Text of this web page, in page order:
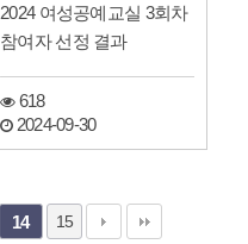
2024 여성공예교실 3회차
참여자 선정 결과
618
2024-09-30
14 15